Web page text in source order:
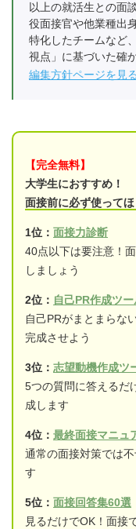
以上の就活生との面
役面接官や他業種出
特化したチームなど
視点」に基づいた確
編集方針ページを見る
【完全無料】
大学生におすすめ！
面接前に必ず使って
1位： 面接力診断
40点以下は要注意！
しましょう
2位： 自己PR作成ツー
自己PRがまとまらな
完成させよう
3位： 志望動機作成ツ
5つの質問に答えるだ
成します
4位： 最終面接マニュ
通常の面接対策では
す
5位： 面接回答集60選
見るだけでOK！面接